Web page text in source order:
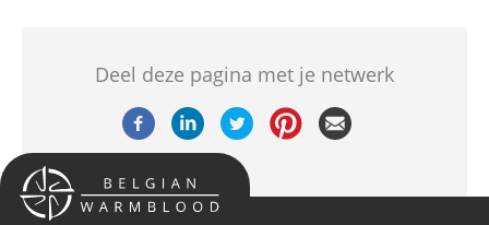
Deel deze pagina met je netwerk